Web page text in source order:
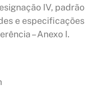
IV, padrão
e especificações
– Anexo I.